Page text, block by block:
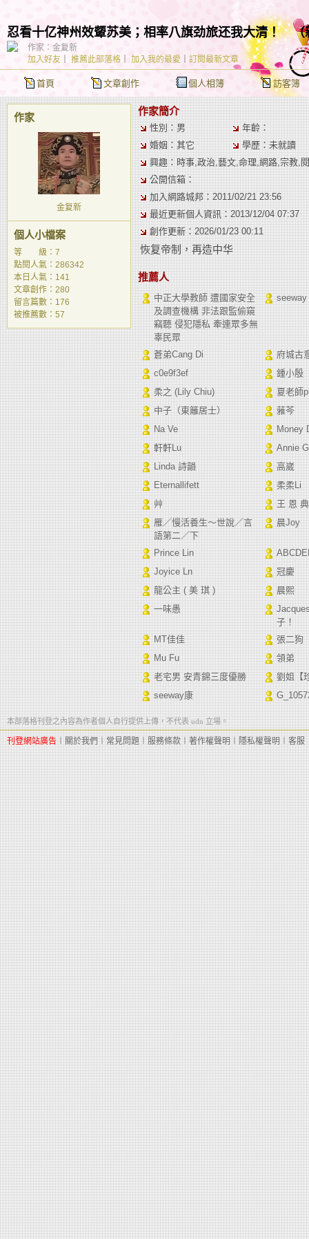
忍看十亿神州效颦苏美；相率八旗劲旅还我大清！（
首頁 文章創作 個人相簿 訪客簿
加入好友 推薦此部落格 加入我的最愛 訂閱最新文章
作家：金复新
作家
金复新
個人小檔案
等 級：7
點閱人氣：286342
本日人氣：141
文章創作：280
留言篇數：176
被推薦數： 57
作家簡介
性別：男
年齡：
婚姻：其它
學歷：未就讀
興趣：時事,政治,藝文,命理,網路,宗教,
公開信箱：
加入網路城邦：2011/02/21 23:56
最近更新個人資訊：2013/12/04 07:37
創作更新：2026/01/23 00:11
恢复帝制，再造中华
推薦人
中正大學教師 遭國家安全
及調查機構 非法跟監偷窺
竊聽 侵犯隱私 牽連眾多無
辜民眾
seeway
蒼弟Cang Di
府城古
c0e9f3ef
鍾小殷
柔之 (Lily Chiu)
夏老師
中子（東籬居士）
蕥芩
Na Ve
Money
軒軒Lu
Annie
Linda 詩韻
高崴
Eternallifett
柔柔Li
艸
王 恩 典
雁／慢活養生～世說／言
語第二／下
晨Joy
Prince Lin
Joyice Ln
冠慶
龍公主 ( 美 琪 )
晨熙
一味愚
子！
MT佳佳
張二狗
Mu Fu
領弟
老宅男 安青錦三度優勝
劉姐【
seeway康
本部落格刊登之內容為作者個人自行提供上傳，不代表 udn 立場。
刊登網站廣告 關於我們 常見問題 服務條款 著作權聲明 隱私權聲明 客服